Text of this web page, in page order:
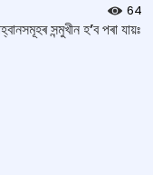
64
সন্মুখীন হ’ব পৰা যায়ঃ